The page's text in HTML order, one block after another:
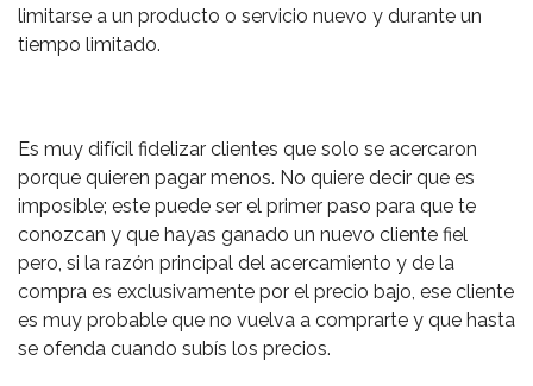
limitarse a un producto o servicio nuevo y durante un
tiempo limitado.
Es muy difícil fidelizar clientes que solo se acercaron
porque quieren pagar menos. No quiere decir que es
imposible; este puede ser el primer paso para que te
conozcan y que hayas ganado un nuevo cliente fiel
pero, si la razón principal del acercamiento y de la
compra es exclusivamente por el precio bajo, ese cliente
es muy probable que no vuelva a comprarte y que hasta
se ofenda cuando subís los precios.